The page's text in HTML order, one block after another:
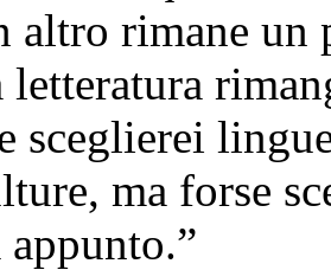
altro rimane un
sceglierei
ma forse